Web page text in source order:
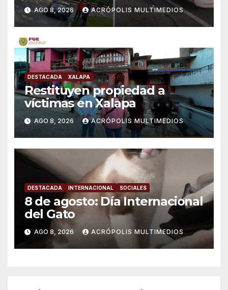
AGO 8, 2026 ACRÓPOLIS MULTIMEDIOS
DESTACADA XALAPA
Restituyen propiedad a
víctimas en Xalapa
AGO 8, 2026 ACRÓPOLIS MULTIMEDIOS
DESTACADA INTERNACIONAL SOCIALES
8 de agosto: Día Internacional
del Gato
AGO 8, 2026 ACRÓPOLIS MULTIMEDIOS